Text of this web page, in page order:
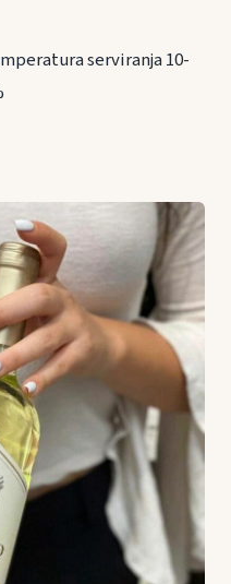
serviranja 10-